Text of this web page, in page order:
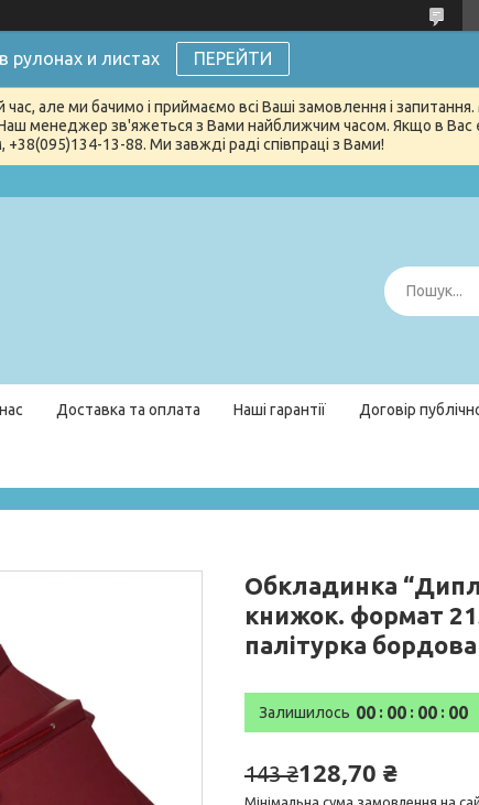
рулонах и листах ПЕРЕЙТИ
але ми бачимо і приймаємо всі Ваші замовлення і
менеджер зв'яжеться з Вами найближчим часом. Якщо в Вас є
13-88. Ми завжді раді співпраці з Вами!
Доставка та оплата Наші гарантії Договір
Обкладинка
книжок. формат
палітурка
Залишилось 00 00 00 00
143 ₴128,70 ₴
Мінімальна сума замовлення на